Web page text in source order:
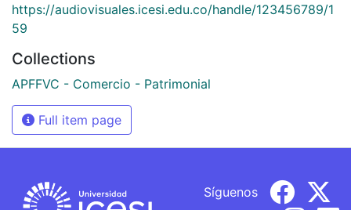
https://audiovisuales.icesi.edu.co/handle/123456789/1
59
Collections
APFFVC - Comercio - Patrimonial
Full item page
Síguenos